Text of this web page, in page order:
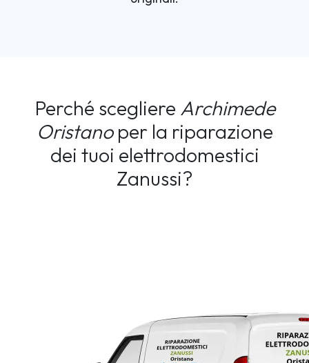
Perché scegliere Archimede
Oristanoper la riparazione
dei tuoi elettrodomestici
Zanussi?